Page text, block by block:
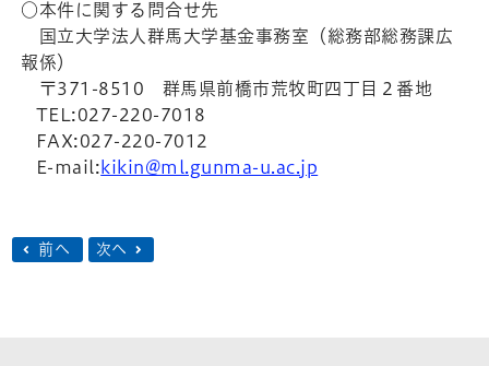
○本件に関する問合せ先
国立大学法人群馬大学基金事務室（総務部総務課広
報係）
〒371-8510 群馬県前橋市荒牧町四丁目２番地
TEL:027-220-7018
FAX:027-220-7012
E-ｍail: kikin@ml.gunma-u.ac.jp
前へ 次へ